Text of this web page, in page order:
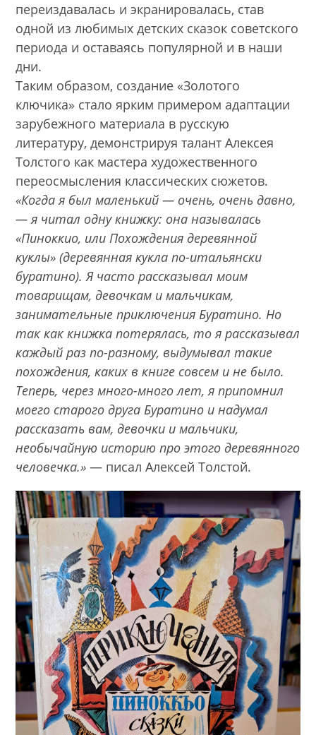
переиздавалась и экранировалась, став
одной из любимых детских сказок советского
периода и оставаясь популярной и в наши
дни.
Таким образом, создание «Золотого
ключика» стало ярким примером адаптации
зарубежного материала в русскую
литературу, демонстрируя талант Алексея
Толстого как мастера художественного
переосмысления классических сюжетов.
«Когда я был маленький — очень, очень давно,
— я читал одну книжку: она называлась
«Пиноккио, или Похождения деревянной
куклы» (деревянная кукла по-итальянски
буратино).Я часто рассказывал моим
товарищам, девочкам и мальчикам,
занимательные приключения Буратино. Но
так как книжка потерялась, то я рассказывал
каждый раз по-разному, выдумывал такие
похождения, каких в книге совсем и не было.
Теперь, через много-много лет, я припомнил
моего старого друга Буратино и надумал
рассказать вам, девочки и мальчики,
необычайную историю про этого деревянного
человечка.» — писал Алексей Толстой.